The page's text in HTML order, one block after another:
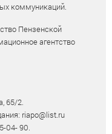
коммуникаций.
Пензенской
агентство
65/2.
riapo@list.ru
04- 90.